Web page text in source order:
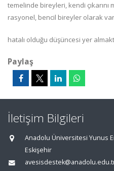
temelinde bireyleri, kendi çıkarını
rasyonel, bencil bireyler olarak
hatalı olduğu düşüncesi yer
Paylaş
İletişim Bilgileri
Anadolu Üniversitesi Yunus
Eskişehir